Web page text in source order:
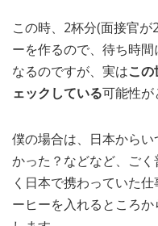
この時、2杯分(面接官
ーを作るので、待ち時
なるのですが、実はこ
ェックしている可能性が
僕の場合は、日本から
かった？などなど、ご
く日本で携わっていた
ーヒーを入れるところ